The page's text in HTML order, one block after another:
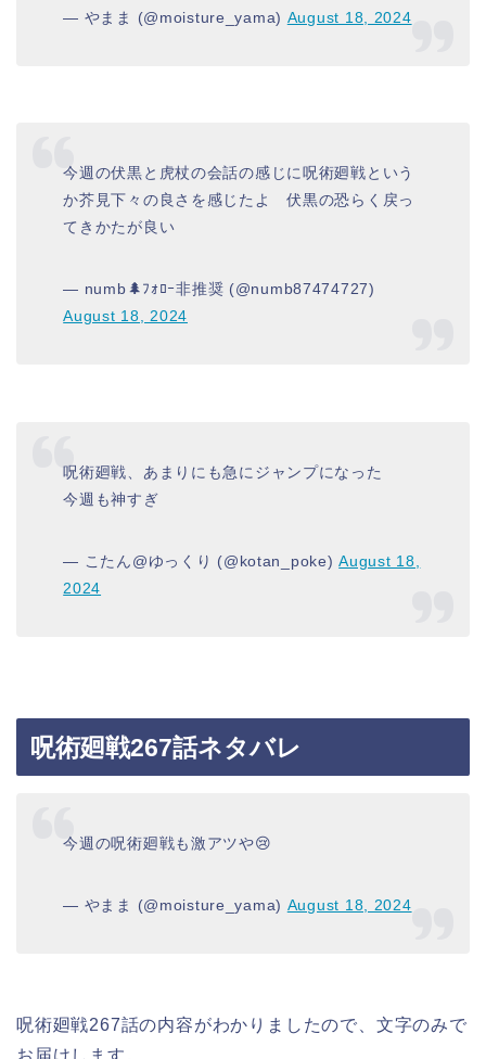
— やまま (@moisture_yama) August 18, 2024
今週の伏黒と虎杖の会話の感じに呪術廻戦という
か芥見下々の良さを感じたよ 伏黒の恐らく戻っ
てきかたが良い
— numb🌲ﾌｫﾛｰ非推奨 (@numb87474727)
August 18, 2024
呪術廻戦、あまりにも急にジャンプになった
今週も神すぎ
— こたん@ゆっくり (@kotan_poke)August 18,
2024
呪術廻戦267話ネタバレ
今週の呪術廻戦も激アツや😢
— やまま (@moisture_yama) August 18, 2024
呪術廻戦267話の内容がわかりましたので、文字のみで